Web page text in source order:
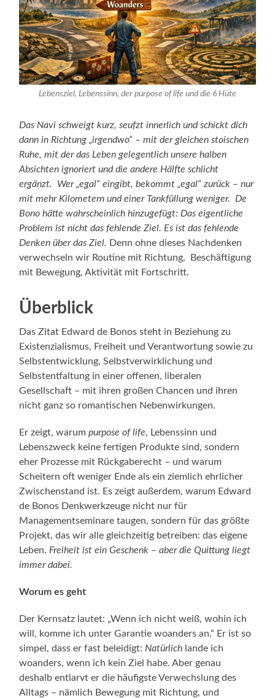
Lebensziel, Lebenssinn, der purpose of life und die 6 Hüte
Das Navi schweigt kurz, seufzt innerlich und schickt dich
dann in Richtung „irgendwo“ – mit der gleichen stoischen
Ruhe, mit der das Leben gelegentlich unsere halben
Absichten ignoriert und die andere Hälfte schlicht
ergänzt. Wer „egal“ eingibt, bekommt „egal“ zurück – nur
mit mehr Kilometern und einer Tankfüllung weniger. De
Bono hätte wahrscheinlich hinzugefügt: Das eigentliche
Problem ist nicht das fehlende Ziel. Es ist das fehlende
Denken über das Ziel. Denn ohne dieses Nachdenken
verwechseln wir Routine mit Richtung, Beschäftigung
mit Bewegung, Aktivität mit Fortschritt.
Überblick
Das Zitat Edward de Bonos steht in Beziehung zu
Existenzialismus, Freiheit und Verantwortung sowie zu
Selbstentwicklung, Selbstverwirklichung und
Selbstentfaltung in einer offenen, liberalen
Gesellschaft – mit ihren großen Chancen und ihren
nicht ganz so romantischen Nebenwirkungen.
Er zeigt, warumpurpose of life, Lebenssinn und
Lebenszweck keine fertigen Produkte sind, sondern
eher Prozesse mit Rückgaberecht – und warum
Scheitern oft weniger Ende als ein ziemlich ehrlicher
Zwischenstand ist. Es zeigt außerdem, warum Edward
de Bonos Denkwerkzeuge nicht nur für
Managementseminare taugen, sondern für das größte
Projekt, das wir alle gleichzeitig betreiben: das eigene
Leben. Freiheit ist ein Geschenk – aber die Quittung liegt
immer dabei.
Worum es geht
Der Kernsatz lautet: „Wenn ich nicht weiß, wohin ich
will, komme ich unter Garantie woanders an.“ Er ist so
simpel, dass er fast beleidigt: Natürlich lande ich
woanders, wenn ich kein Ziel habe. Aber genau
deshalb entlarvt er die häufigste Verwechslung des
Alltags – nämlich Bewegung mit Richtung, und